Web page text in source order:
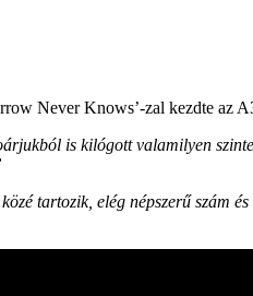
Never Knows’-zal kezdte az
is kilógott valamilyen
tartozik, elég népszerű szám